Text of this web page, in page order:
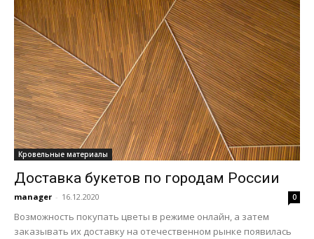
Кровельные материалы
Доставка букетов по городам России
manager - 16.12.2020 0
Возможность покупать цветы в режиме онлайн, а затем
заказывать их доставку на отечественном рынке появилась